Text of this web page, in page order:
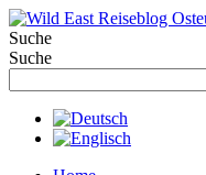
Zum
Inhalt
springen
Suche
Suche